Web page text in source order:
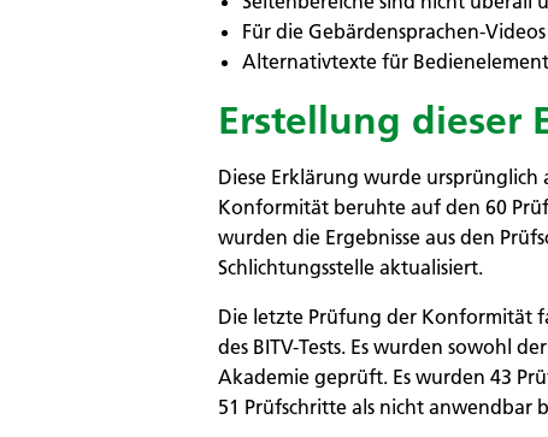
Für die Gebärdensprachen-
Alternativtexte für
Erstellung dieser
Diese Erklärung wurde
Konformität beruhte auf den 60
wurden die Ergebnisse aus den
Schlichtungsstelle aktualisiert.
Die letzte Prüfung der Konformität
des BITV-Tests. Es wurden sowohl
Akademie geprüft. Es wurden 43
51 Prüfschritte als nicht anwendbar